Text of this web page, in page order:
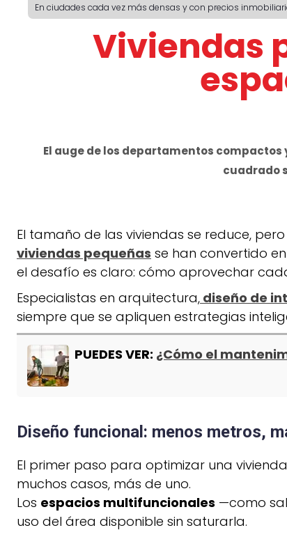
En ciudades cada vez más densas y con precios
Viviendas
El auge de los departamentos compactos
cuadrado
El tamaño de las viviendas se reduce,
viviendas pequeñas se han convertido
el desafío es claro: cómo aprovechar
Especialistas en arquitectura, diseño de
siempre que se apliquen estrategias
PUEDES VER: ¿Cómo el
Diseño funcional: menos metros,
El primer paso para optimizar una
muchos casos, más de uno.
Los espacios multifuncionales —como
uso del área disponible sin saturarla.